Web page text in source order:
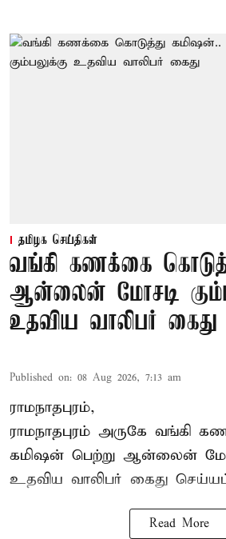
தமிழக செய்திகள்
வங்கி கணக்கை
ஆன்லைன் மோசடி
உதவிய வாலிபர் கைது
Published on: 08 Aug 2026, 7:13 am
ராமநாதபுரம்,
ராமநாதபுரம் அருகே வங்கி
கமிஷன் பெற்று ஆன்லைன்
உதவிய வாலிபர் கைது
Read More